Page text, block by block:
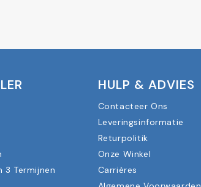
3 Termijnen
HULP & ADVIES
Contacteer Ons
Leveringsinformatie
Returpolitik
Onze Winkel
Carrières